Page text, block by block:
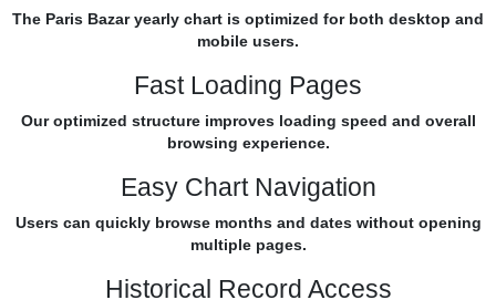
The Paris Bazar yearly chart is optimized for both desktop and
mobile users.
Fast Loading Pages
Our optimized structure improves loading speed and overall
browsing experience.
Easy Chart Navigation
Users can quickly browse months and dates without opening
multiple pages.
Historical Record Access